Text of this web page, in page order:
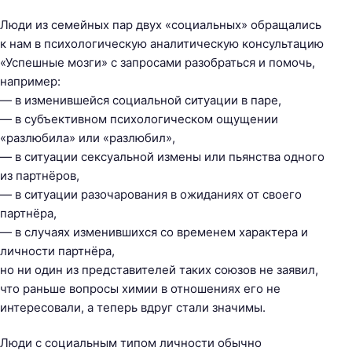
Люди из семейных пар двух «социальных» обращались
к нам в психологическую аналитическую консультацию
«Успешные мозги» с запросами разобраться и помочь,
например:
— в изменившейся социальной ситуации в паре,
— в субъективном психологическом ощущении
«разлюбила» или «разлюбил»,
— в ситуации сексуальной измены или пьянства одного
из партнёров,
— в ситуации разочарования в ожиданиях от своего
партнёра,
— в случаях изменившихся со временем характера и
личности партнёра,
но ни один из представителей таких союзов не заявил,
что раньше вопросы химии в отношениях его не
интересовали, а теперь вдруг стали значимы.
Люди с социальным типом личности обычно